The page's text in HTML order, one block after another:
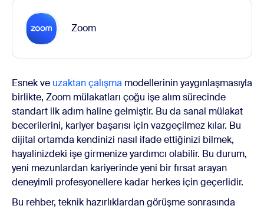
Zoom
Esnek ve uzaktan çalışma modellerinin yaygınlaşmasıyla
birlikte, Zoom mülakatları çoğu işe alım sürecinde
standart ilk adım haline gelmiştir. Bu da sanal mülakat
becerilerini, kariyer başarısı için vazgeçilmez kılar. Bu
dijital ortamda kendinizi nasıl ifade ettiğinizi bilmek,
hayalinizdeki işe girmenize yardımcı olabilir. Bu durum,
yeni mezunlardan kariyerinde yeni bir fırsat arayan
deneyimli profesyonellere kadar herkes için geçerlidir.
Bu rehber, teknik hazırlıklardan görüşme sonrasında